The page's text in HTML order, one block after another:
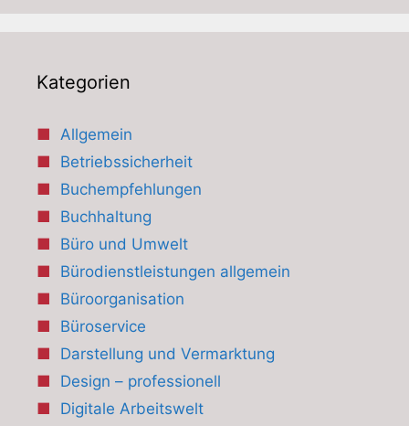
Kategorien
Allgemein
Betriebssicherheit
Buchempfehlungen
Buchhaltung
Büro und Umwelt
Bürodienstleistungen allgemein
Büroorganisation
Büroservice
Darstellung und Vermarktung
Design – professionell
Digitale Arbeitswelt